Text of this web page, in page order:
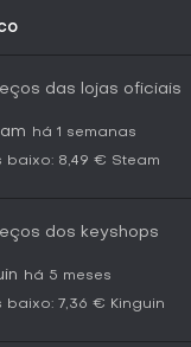
das lojas oficiais
há 1 semanas
baixo: 8,49 € Steam
dos keyshops
há 5 meses
baixo: 7,36 € Kinguin